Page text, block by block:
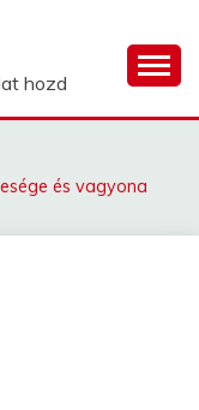
hozd
és vagyona